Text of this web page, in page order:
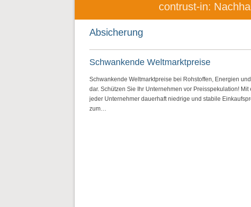
contrust-in:
Absicherung
Schwankende Weltmarktpreise
Schwankende Weltmarktpreise bei Rohstoffen, Energien
dar. Schützen Sie Ihr Unternehmen vor Preisspekulation!
jeder Unternehmer dauerhaft niedrige und stabile
zum…